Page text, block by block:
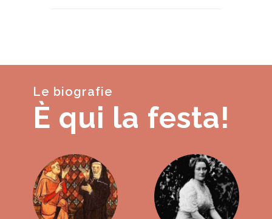
Le biografie
È qui la festa!